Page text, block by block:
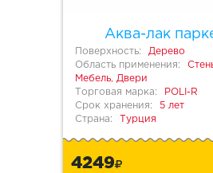
Аква-лак
Поверхность:
Дерево
Область применения:
Мебель, Двери
Торговая марка:
POLI-R
Срок хранения:
5 лет
Страна:
Турция
4249